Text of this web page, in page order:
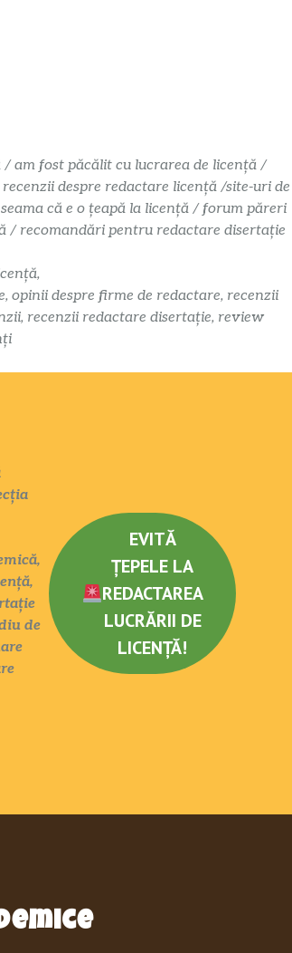
am fost păcălit cu lucrarea de licență /
despre redactare licență /site-uri de
că e o țeapă la licență / forum păreri
/ recomandări pentru redactare disertație
opinii despre firme de redactare, recenzii
recenzii redactare disertație, review
de
EVITĂ
ȚEPELE LA
REDACTAREA
LUCRĂRII DE
LICENȚĂ!